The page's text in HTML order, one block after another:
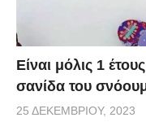
Είναι μόλις 1
σανίδα του
25 ΔΕΚΕΜΒΡΊΟΥ, 2023